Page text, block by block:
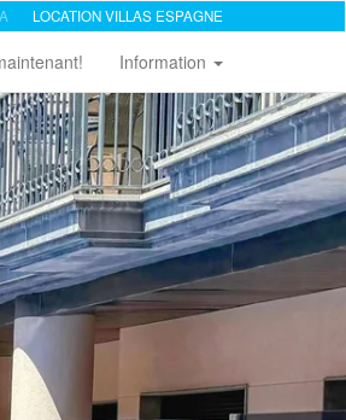
LOCATION VILLAS ESPAGNE
Information